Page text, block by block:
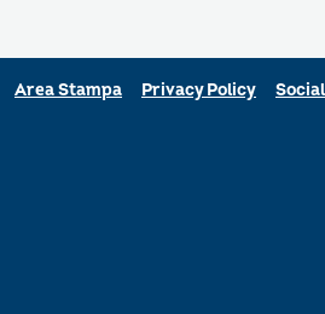
Area Stampa Privacy Policy